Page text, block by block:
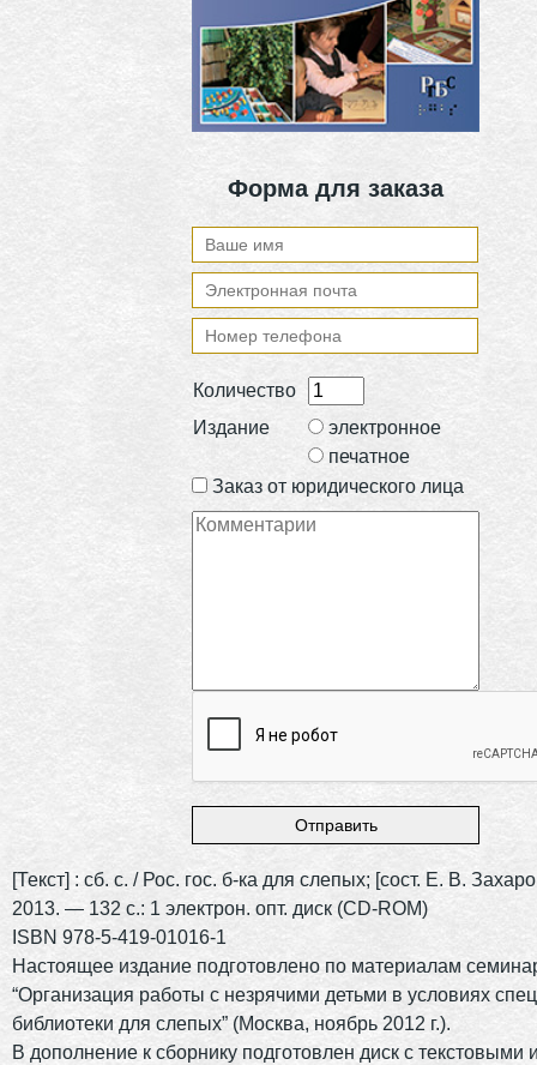
Форма для заказа
Количество
Издание
электронное
печатное
Заказ от юридического лица
[Текст] : сб. с. / Рос. гос. б-ка для слепых; [сост. Е. В.
2013. — 132 с.: 1 электрон. опт. диск (CD-ROM)
ISBN 978-5-419-01016-1
Настоящее издание подготовлено по материалам
“Организация работы с незрячими детьми в условиях
библиотеки для слепых” (Москва, ноябрь 2012 г.).
В дополнение к сборнику подготовлен диск с текстовыми